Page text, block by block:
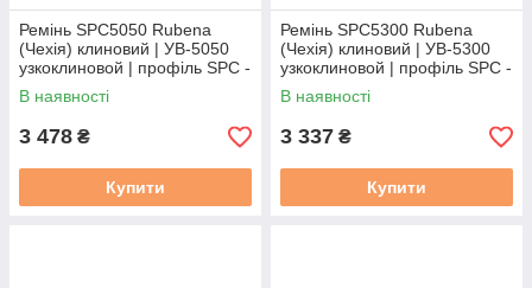
Ремінь SPC5050 Rubena
(Чехія) клиновий | УВ-5050
узкоклиновой | профіль SPC -
5050
В наявності
3 478 ₴
Купити
Ремінь SPC5300 Rubena
(Чехія) клиновий | УВ-5300
узкоклиновой | профіль SPC -
5300
В наявності
3 337 ₴
Купити